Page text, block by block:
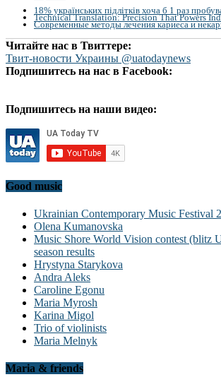
18% українських підлітків хоча б 1 раз
Technical Translation: Precision That Powers
Современные методы лечения кариеса и
Читайте нас в Твиттере:
Твит-новости Украины @uatodaynews
Подпишитесь на нас в Facebook:
Подпишитесь на наши видео:
Good music
Ukrainian Contemporary Music Festival
Olena Kumanovska
Music Shore World Vision contest (blitz
season results
Hrystyna Starykova
Andra Aleks
Caroline Egonu
Maria Myrosh
Karina Migol
Trio of violinists
Maria Melnyk
Maria & friends